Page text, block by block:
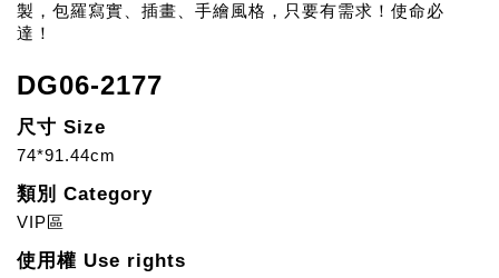
製，包羅寫實、插畫、手繪風格，只要有需求！使命必
達！
DG06-2177
尺寸 Size
74*91.44cm
類別 Category
VIP區
使用權 Use rights